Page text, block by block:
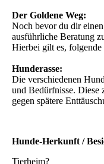
Der Goldene Weg:
Noch bevor du dir
ausführliche Beratung
Hierbei gilt es,
Hunderasse:
Die verschiedenen
und Bedürfnisse. Diese
gegen spätere
Hunde-Herkunft /
Tierheim?